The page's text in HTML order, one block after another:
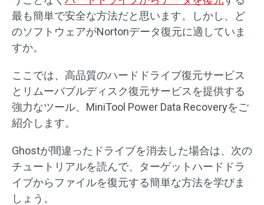
最も簡単で安全な方法だと思います。しかし、ど
のソフトウェアがNortonデータ復元に適していま
すか。
ここでは、高品質のハードドライブ復元サービス
とリムーバブルディスク復元サービスを提供する
強力なツール、MiniTool Power Data Recoveryをご
紹介します。
Ghostが間違ったドライブを消去した場合は、次の
チュートリアルを読んで、ターゲットハードドラ
イブからファイルを復元する簡単な方法を学びま
しょう。